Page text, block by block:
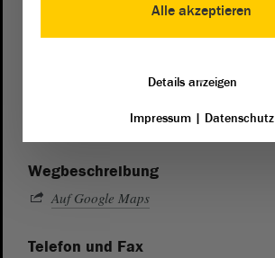
von Sachsen-Anhalt
39104 Magdeburg
Wegbeschreibung
Auf Google Maps
Telefon und Fax
Alle akzeptieren
Details anzeigen
Impressum| Datenschutz